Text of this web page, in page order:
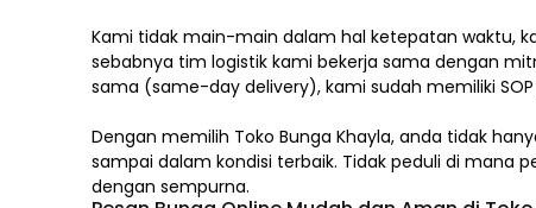
Kami tidak main-main dalam hal ketepatan waktu,
sebabnya tim logistik kami bekerja sama dengan
sama (same-day delivery), kami sudah memiliki
Dengan memilih Toko Bunga Khayla, anda tidak
sampai dalam kondisi terbaik. Tidak peduli di mana
dengan sempurna.